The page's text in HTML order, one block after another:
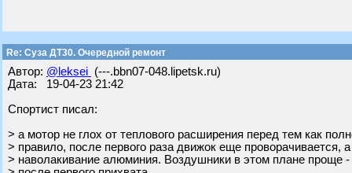
Re: Суза ДТ30. Очередной ремонт
Автор: @leksei (---.bbn07-048.lipetsk.ru)
Дата: 19-04-23 21:42
Спортист писал:
> а мотор не глох от теплового расширения перед тем как
> правило, после первого раза движок еще проворачивается,
> наволакивание алюминия. Воздушники в этом плане проще -